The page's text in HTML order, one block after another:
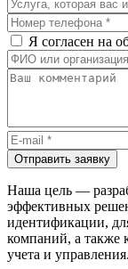
Я согласен на
Отправить заявку
Наша цель —
эффективных
идентификации,
компаний, а также
учета и управления.